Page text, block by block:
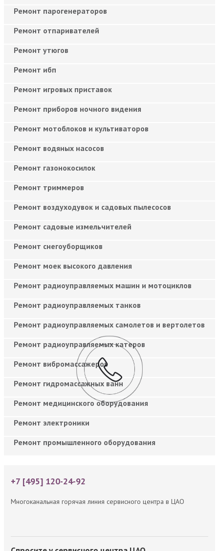
Ремонт парогенераторов
Ремонт отпаривателей
Ремонт утюгов
Ремонт ибп
Ремонт игровых приставок
Ремонт приборов ночного видения
Ремонт мотоблоков и культиваторов
Ремонт водяных насосов
Ремонт газонокосилок
Ремонт триммеров
Ремонт воздуходувок и садовых пылесосов
Ремонт садовые измельчителей
Ремонт снегоуборщиков
Ремонт моек высокого давления
Ремонт радиоуправляемых машин и мотоциклов
Ремонт радиоуправляемых танков
Ремонт радиоуправляемых самолетов и вертолетов
Ремонт радиоуправляемых катеров
Ремонт вибромассажеров
Ремонт гидромассажных ванн
Ремонт медицинского оборудования
Ремонт электроники
Ремонт промышленного оборудования
+7 [495] 120-24-92
Многоканальная горячая линия сервисного центра в ЦАО